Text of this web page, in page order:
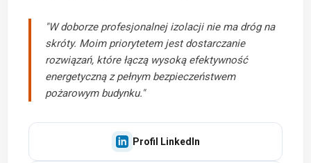
"W doborze profesjonalnej izolacji nie ma dróg na
skróty. Moim priorytetem jest dostarczanie
rozwiązań, które łączą wysoką efektywność
energetyczną z pełnym bezpieczeństwem
pożarowym budynku."
Profil LinkedIn